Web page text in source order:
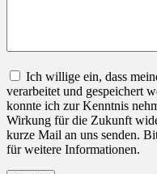
Ich willige ein, dass
verarbeitet und gespeichert
konnte ich zur Kenntnis
Wirkung für die Zukunft
kurze Mail an uns senden.
für weitere Informationen.